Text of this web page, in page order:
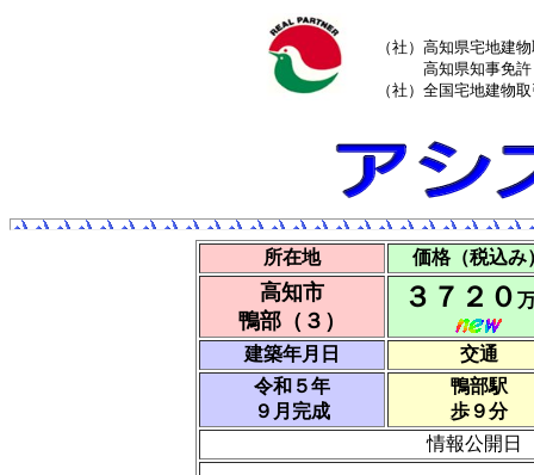
（社）高知県宅地建
高知県知事免許（
（社）全国宅地建物
所在地 価格（税込み
高知市
鴨部（３）
３７２０
建築年月日
交通
令和５年
９月完成
鴨部駅
歩９分
情報公開